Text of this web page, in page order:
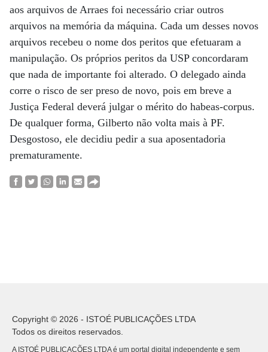
aos arquivos de Arraes foi necessário criar outros
arquivos na memória da máquina. Cada um desses novos
arquivos recebeu o nome dos peritos que efetuaram a
manipulação. Os próprios peritos da USP concordaram
que nada de importante foi alterado. O delegado ainda
corre o risco de ser preso de novo, pois em breve a
Justiça Federal deverá julgar o mérito do habeas-corpus.
De qualquer forma, Gilberto não volta mais à PF.
Desgostoso, ele decidiu pedir a sua aposentadoria
prematuramente.
Copyright © 2026 - ISTOÉ PUBLICAÇÕES LTDA
Todos os direitos reservados.
A ISTOÉ PUBLICAÇÕES LTDA é um portal digital independente e sem